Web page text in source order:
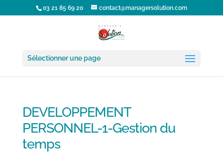
03 21 85 69 20 contact@managersolution.com
Sélectionner une page
DEVELOPPEMENT
PERSONNEL-1-Gestion du
temps